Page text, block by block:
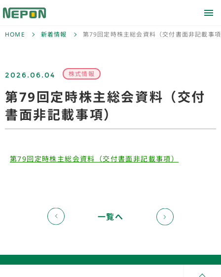
HOME 新着情報 第79回定時株主総会資料（交付書面非記載事
2026.06.04 株式情報
第79回定時株主総会資料（交付
書面非記載事項）
第79回定時株主総会資料（交付書面非記載事項）
一覧へ